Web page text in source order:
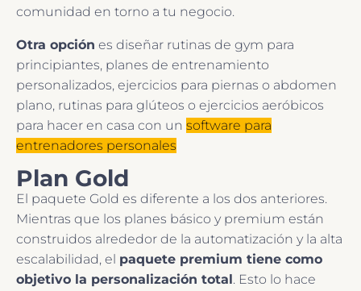
comunidad en torno a tu negocio.
Otra opción es diseñar rutinas de gym para
principiantes, planes de entrenamiento
personalizados, ejercicios para piernas o abdomen
plano, rutinas para glúteos o ejercicios aeróbicos
para hacer en casa con un software para
entrenadores personales
Plan Gold
El paquete Gold es diferente a los dos anteriores.
Mientras que los planes básico y premium están
construidos alrededor de la automatización y la alta
escalabilidad, el paquete premium tiene como
objetivo la personalización total. Esto lo hace